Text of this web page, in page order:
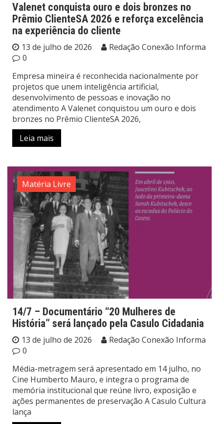
Valenet conquista ouro e dois bronzes no
Prêmio ClienteSA 2026 e reforça excelência
na experiência do cliente
13 de julho de 2026
Redação Conexão Informa
0
Empresa mineira é reconhecida nacionalmente por
projetos que unem inteligência artificial,
desenvolvimento de pessoas e inovação no
atendimento A Valenet conquistou um ouro e dois
bronzes no Prêmio ClienteSA 2026,
Leia mais
Matéria Livre
14/7 – Documentário “20 Mulheres de
História” será lançado pela Casulo Cidadania
13 de julho de 2026
Redação Conexão Informa
0
Média-metragem será apresentado em 14 julho, no
Cine Humberto Mauro, e integra o programa de
memória institucional que reúne livro, exposição e
ações permanentes de preservação A Casulo Cultura
lança